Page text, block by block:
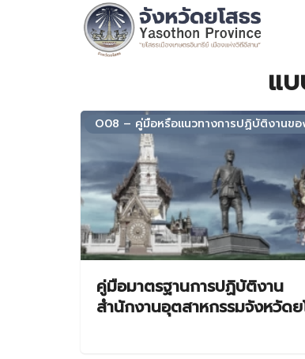
แ
O08 – คู่มือหรือแนวทางการปฏิบัติงานขอ
คู่มือมาตรฐานการปฏิบัติงาน
สำนักงานอุตสาหกรรมจังหวัดย